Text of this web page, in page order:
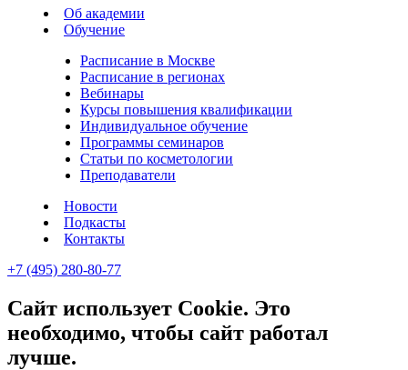
Об академии
Обучение
Расписание в Москве
Расписание в регионах
Вебинары
Курсы повышения квалификации
Индивидуальное обучение
Программы семинаров
Статьи по косметологии
Преподаватели
Новости
Подкасты
Контакты
+7 (495) 280-80-77
Сайт использует Cookie. Это
необходимо, чтобы сайт работал
лучше.